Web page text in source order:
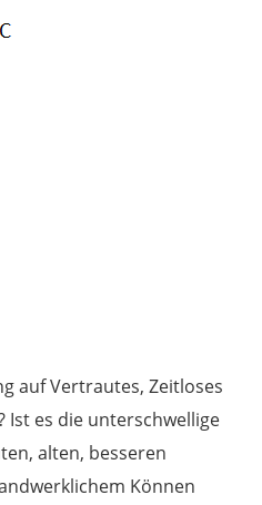
auf Vertrautes, Zeitloses
Ist es die unterschwellige
alten, besseren
Können